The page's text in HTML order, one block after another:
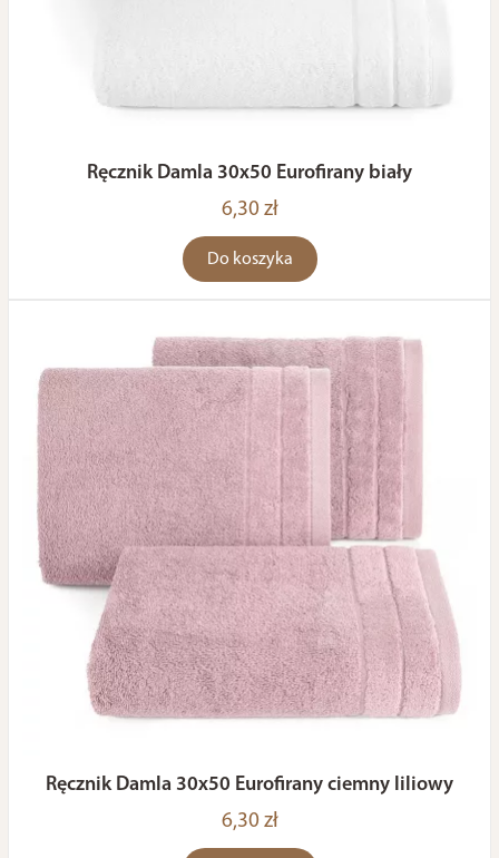
Ręcznik Damla 30x50 Eurofirany biały
6,30 zł
Do koszyka
Ręcznik Damla 30x50 Eurofirany ciemny liliowy
6,30 zł